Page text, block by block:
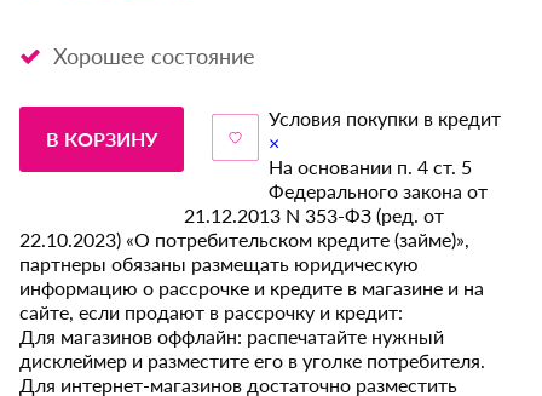
Хорошее состояние
В КОРЗИНУ
Условия покупки в кредит
×
На основании п. 4 ст. 5
Федерального закона от
21.12.2013 N 353-ФЗ (ред. от
22.10.2023) «О потребительском кредите (займе)»,
партнеры обязаны размещать юридическую
информацию о рассрочке и кредите в магазине и на
сайте, если продают в рассрочку и кредит:
Для магазинов оффлайн: распечатайте нужный
дисклеймер и разместите его в уголке потребителя.
Для интернет-магазинов достаточно разместить